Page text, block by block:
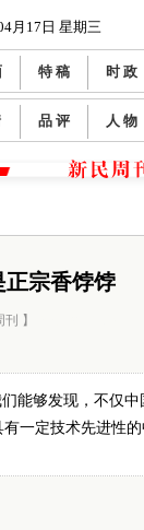
月17日 星期三
特 稿 时 政
品 评 人 物
正宗香饽饽
】
能够发现，不仅
一定技术先进性